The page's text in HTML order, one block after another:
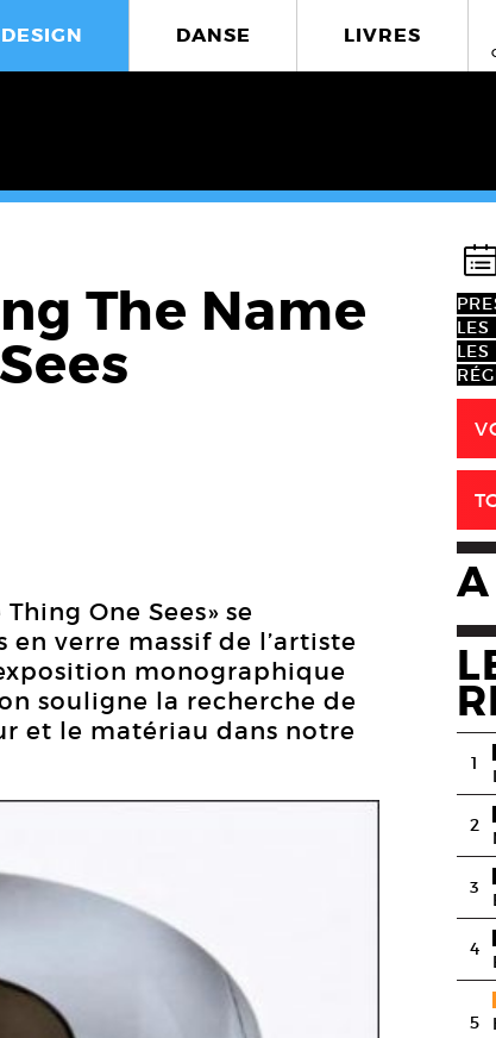
DESIGN DANSE LIVRES
The Name
One Sees» se
verre massif de l’artiste
monographique
souligne la recherche de
et le matériau dans notre
LES
LES
1
2
3
4
5